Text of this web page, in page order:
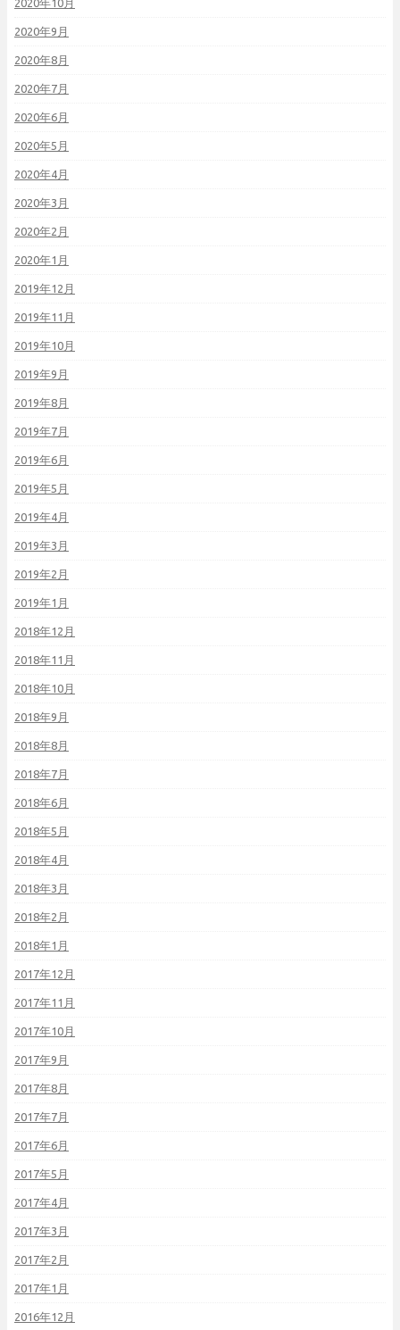
2020年10月
2020年9月
2020年8月
2020年7月
2020年6月
2020年5月
2020年4月
2020年3月
2020年2月
2020年1月
2019年12月
2019年11月
2019年10月
2019年9月
2019年8月
2019年7月
2019年6月
2019年5月
2019年4月
2019年3月
2019年2月
2019年1月
2018年12月
2018年11月
2018年10月
2018年9月
2018年8月
2018年7月
2018年6月
2018年5月
2018年4月
2018年3月
2018年2月
2018年1月
2017年12月
2017年11月
2017年10月
2017年9月
2017年8月
2017年7月
2017年6月
2017年5月
2017年4月
2017年3月
2017年2月
2017年1月
2016年12月